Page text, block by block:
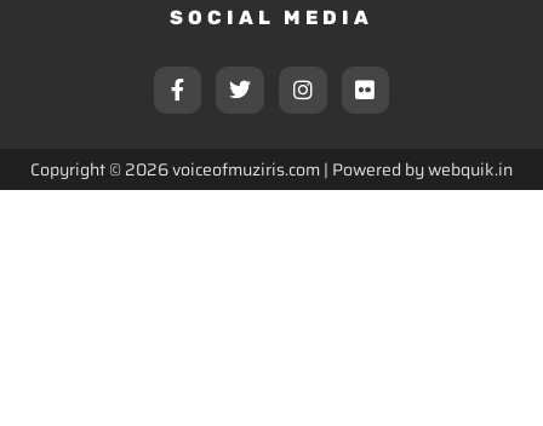
SOCIAL MEDIA
F
a
b
o
T
w
t
e
I
n
a
g
F
l
k
r
Copyright © 2026 voiceofmuziris.com | Powered bywebquik.in